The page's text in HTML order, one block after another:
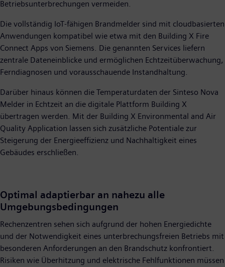
Betriebsunterbrechungen vermeiden.
Die vollständig IoT-fähigen Brandmelder sind mit cloudbasierten
Anwendungen kompatibel wie etwa mit den Building X Fire
Connect Apps von Siemens. Die genannten Services liefern
zentrale Dateneinblicke und ermöglichen Echtzeitüberwachung,
Ferndiagnosen und vorausschauende Instandhaltung.
Darüber hinaus können die Temperaturdaten der Sinteso Nova
Melder in Echtzeit an die digitale Plattform Building X
übertragen werden. Mit der Building X Environmental and Air
Quality Application lassen sich zusätzliche Potentiale zur
Steigerung der Energieeffizienz und Nachhaltigkeit eines
Gebäudes erschließen.
Optimal adaptierbar an nahezu alle
Umgebungsbedingungen
Rechenzentren sehen sich aufgrund der hohen Energiedichte
und der Notwendigkeit eines unterbrechungsfreien Betriebs mit
besonderen Anforderungen an den Brandschutz konfrontiert.
Risiken wie Überhitzung und elektrische Fehlfunktionen müssen